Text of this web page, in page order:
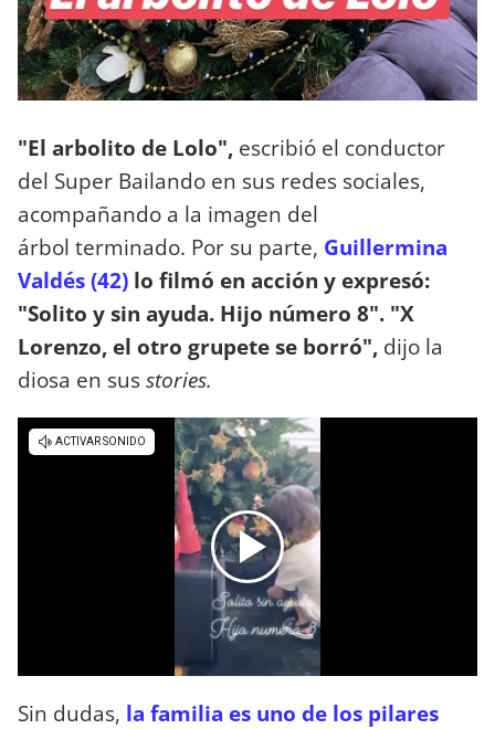
"El arbolito de Lolo", escribió el conductor
del Super Bailando en sus redes sociales,
acompañando a la imagen del
árbol terminado. Por su parte, Guillermina
Valdés (42) lo filmó en acción y expresó:
"Solito y sin ayuda. Hijo número 8". "X
Lorenzo, el otro grupete se borró", dijo la
diosa en susstories.
Sin dudas, la familia es uno de los pilares